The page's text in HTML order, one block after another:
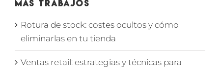
Más Trabajos
Rotura de stock: costes ocultos y cómo
eliminarlas en tu tienda
Ventas retail: estrategias y técnicas para